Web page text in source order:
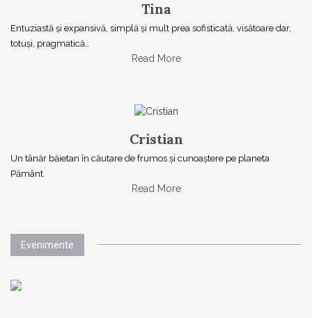
Tina
Entuziastă şi expansivă, simplă şi mult prea sofisticată, visătoare dar,
totuşi, pragmatică…
Read More
Cristian
Un tânăr băietan în căutare de frumos și cunoaștere pe planeta
Pământ.
Read More
Evenimente